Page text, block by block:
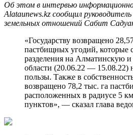
Об этом в интервью
Alataunews.kz сообщил
земельных отношений Сабит
«Государству возвращено
пастбищных угодий, которые
разделения на Алматинскую
области (20.06.22 — 15.08.22)
пользы. Также в
возвращено 78,2 тыс. га
расположенных в радиусе 5
пунктов», — сказал глава